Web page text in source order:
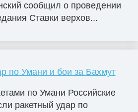
сообщил о проведении
Ставки верхов...
по Умани и бои за Бахмут
по Умани Российские
ракетный удар по